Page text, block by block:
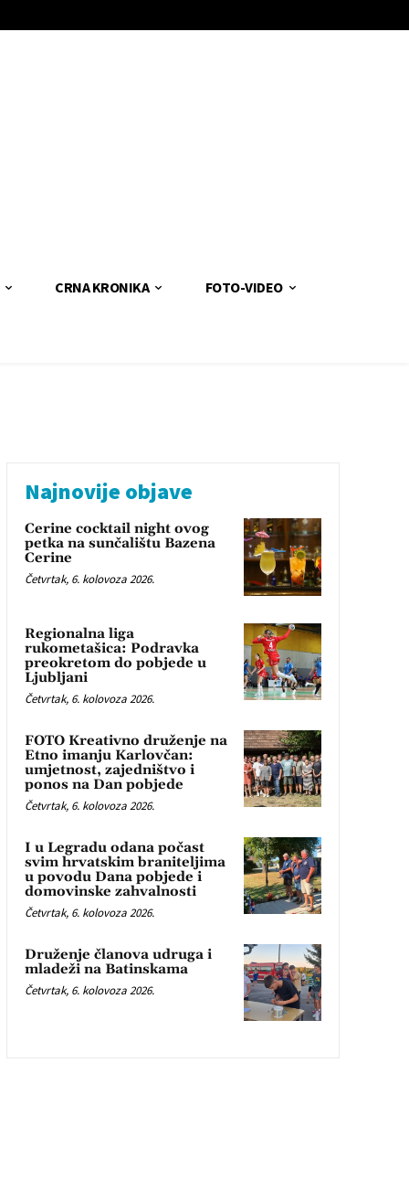
CRNA KRONIKA FOTO-VIDEO
Najnovije objave
Cerine cocktail night ovog
petka na sunčalištu Bazena
Cerine
Četvrtak, 6. kolovoza 2026.
Regionalna liga
rukometašica: Podravka
preokretom do pobjede u
Ljubljani
Četvrtak, 6. kolovoza 2026.
FOTO Kreativno druženje na
Etno imanju Karlovčan:
umjetnost, zajedništvo i
ponos na Dan pobjede
Četvrtak, 6. kolovoza 2026.
I u Legradu odana počast
svim hrvatskim braniteljima
u povodu Dana pobjede i
domovinske zahvalnosti
Četvrtak, 6. kolovoza 2026.
Druženje članova udruga i
mladeži na Batinskama
Četvrtak, 6. kolovoza 2026.